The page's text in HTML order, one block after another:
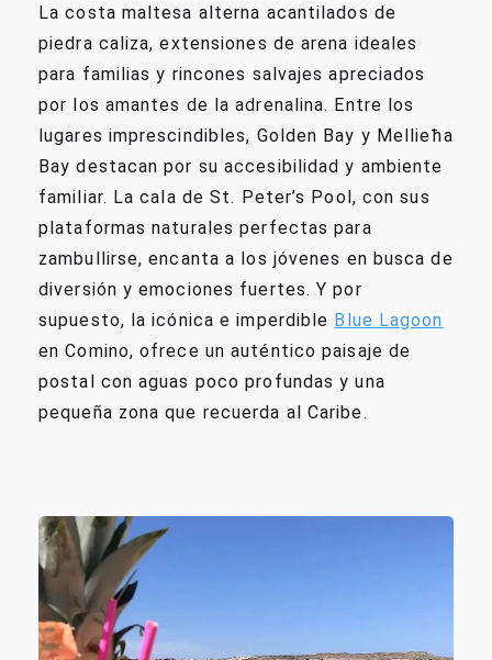
La costa maltesa alterna acantilados de
piedra caliza, extensiones de arena ideales
para familias y rincones salvajes apreciados
por los amantes de la adrenalina. Entre los
lugares imprescindibles, Golden Bay y Mellieħa
Bay destacan por su accesibilidad y ambiente
familiar. La cala de St. Peter’s Pool, con sus
plataformas naturales perfectas para
zambullirse, encanta a los jóvenes en busca de
diversión y emociones fuertes. Y por
supuesto, la icónica e imperdible Blue Lagoon
en Comino, ofrece un auténtico paisaje de
postal con aguas poco profundas y una
pequeña zona que recuerda al Caribe.